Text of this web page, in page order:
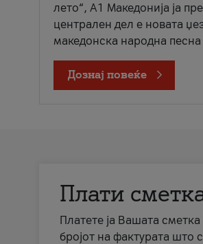
лето“, А1 Македонија ја
централен дел е новата
македонска народна песна
Дознај повеќе
Плати
Платете ја Вашата
бројот на фактурата што